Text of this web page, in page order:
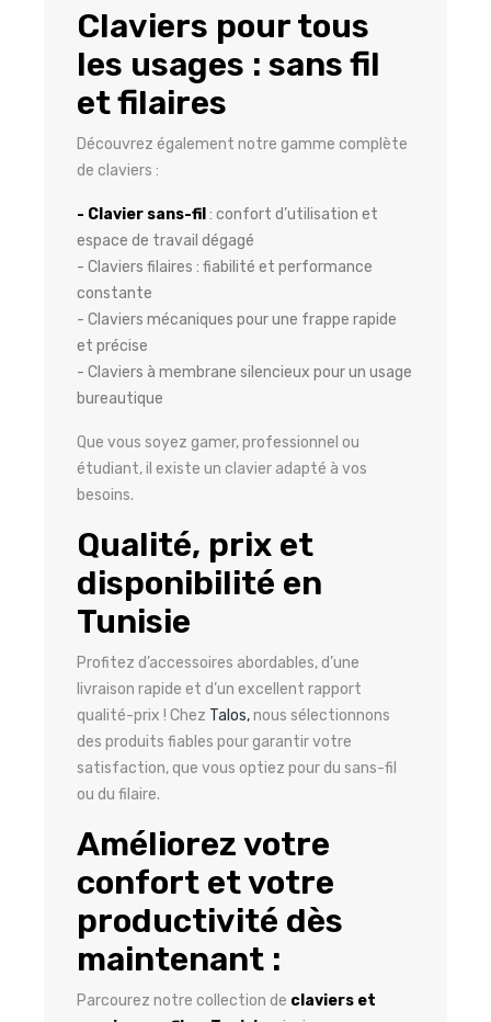
Claviers pour tous
les usages : sans fil
et filaires
Découvrez également notre gamme complète
de claviers :
- Clavier sans-fil : confort d’utilisation et
espace de travail dégagé
- Claviers filaires : fiabilité et performance
constante
- Claviers mécaniques pour une frappe rapide
et précise
- Claviers à membrane silencieux pour un usage
bureautique
Que vous soyez gamer, professionnel ou
étudiant, il existe un clavier adapté à vos
besoins.
Qualité, prix et
disponibilité en
Tunisie
Profitez d’accessoires abordables, d’une
livraison rapide et d’un excellent rapport
qualité-prix ! Chez Talos,nous sélectionnons
des produits fiables pour garantir votre
satisfaction, que vous optiez pour du sans-fil
ou du filaire.
Améliorez votre
confort et votre
productivité dès
maintenant :
Parcourez notre collection de claviers et